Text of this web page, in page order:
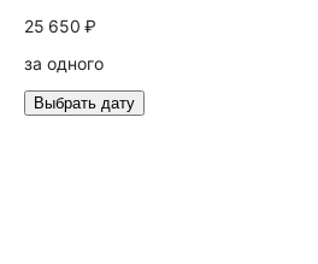
25 650 ₽
за одного
Выбрать дату